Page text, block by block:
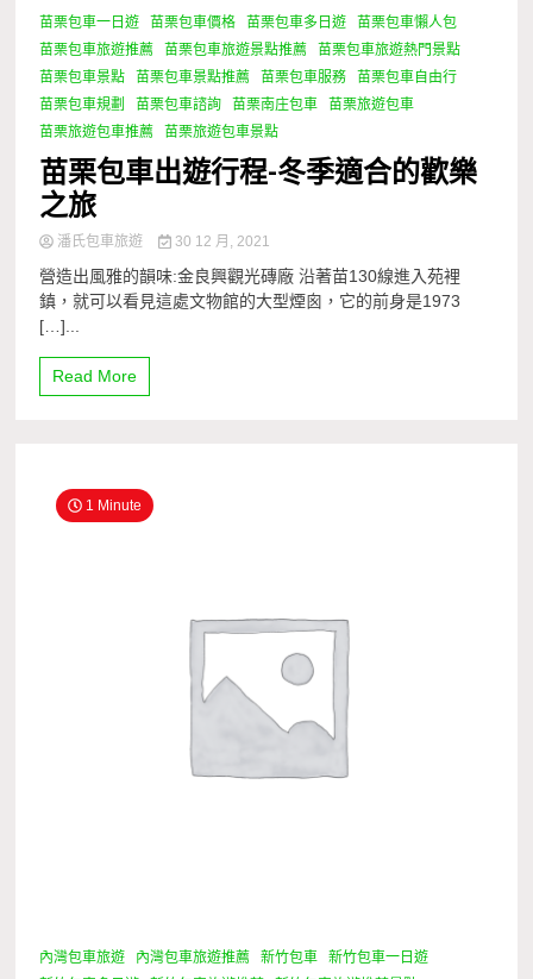
苗栗包車一日遊 苗栗包車價格 苗栗包車多日遊
苗栗包車懶人包
苗栗包車旅遊推薦
苗栗包車旅遊景點推薦
苗栗包車旅遊熱門景點
苗栗包車景點
苗栗包車景點推薦 苗栗包車服務
苗栗包車自由行
苗栗包車規劃
苗栗包車諮詢 苗栗南庄包車
苗栗旅遊包車
苗栗旅遊包車推薦
苗栗旅遊包車景點
苗栗包車出遊行程-冬季適合的歡樂
之旅
潘氏包車旅遊 30 12 月, 2021
營造出風雅的韻味:金良興觀光磚廠 沿著苗130線進入苑裡
鎮，就可以看見這處文物館的大型煙囪，它的前身是1973
[…]...
Read More
1 Minute
內灣包車旅遊 內灣包車旅遊推薦 新竹包車
新竹包車一日遊